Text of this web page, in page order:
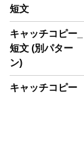
短文
キャッチコピー_
短文 (別パター
ン)
キャッチコピー